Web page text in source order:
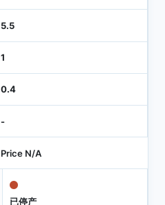
5.5
1
0.4
-
Price N/A
已停产